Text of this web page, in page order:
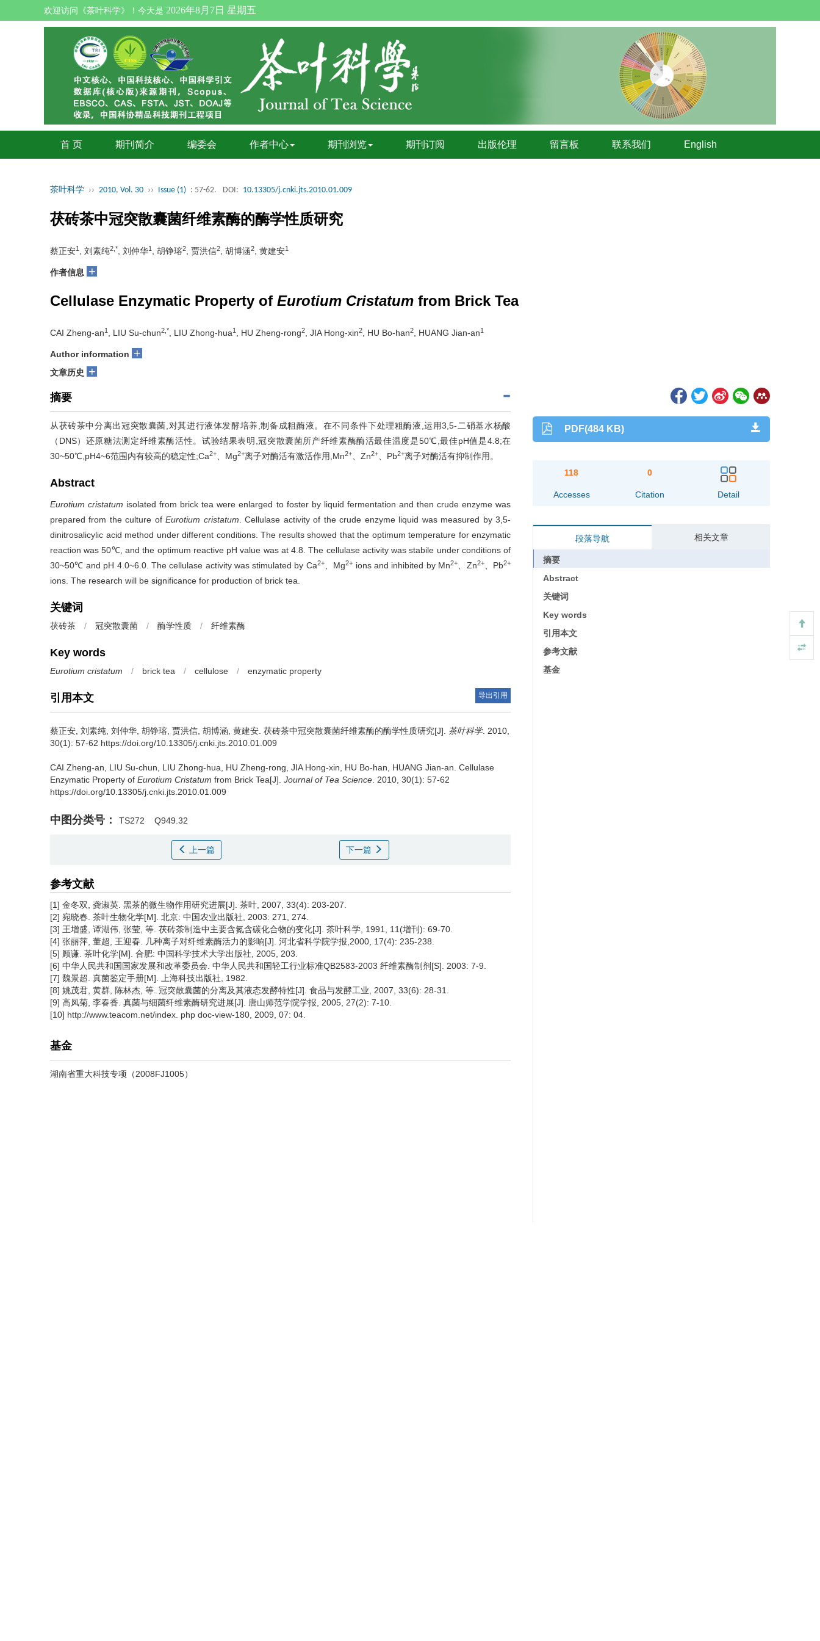
欢迎访问《茶叶科学》！今天是 2026年8月7日 星期五
首 页 期刊简介 编委会 作者中心 期刊浏览 期刊订阅 出版伦理 留言板 联系我们 English
茶叶科学 ›› 2010, Vol. 30 ›› Issue (1) : 57-62. DOI: 10.13305/j.cnki.jts.2010.01.009
茯砖茶中冠突散囊菌纤维素酶的酶学性质研究
蔡正安1 , 刘素纯2,* , 刘仲华1 , 胡铮瑢2 , 贾洪信2 , 胡博涵2 , 黄建安1
作者信息 +
Cellulase Enzymatic Property of Eurotium Cristatum from Brick Tea
CAI Zheng-an1 , LIU Su-chun2,* , LIU Zhong-hua1 , HU Zheng-rong2 , JIA Hong-xin2 , HU Bo-han2 , HUANG Jian-an1
Author information +
文章历史 +
摘要
从茯砖茶中分离出冠突散囊菌,对其进行液体发酵培养,制备成粗酶液。在不同条件下处理粗酶液,运用3,5-二硝基水杨酸
（DNS）还原糖法测定纤维素酶活性。试验结果表明,冠突散囊菌所产纤维素酶酶活最佳温度是50℃,最佳pH值是4.8;在
30~50℃,pH4~6范围内有较高的稳定性;Ca2+ 、Mg2+离子对酶活有激活作用,Mn2+ 、Zn2+ 、Pb2+离子对酶活有抑制作用。
Abstract
Eurotium cristatum isolated from brick tea were enlarged to foster by liquid fermentation and then crude enzyme was
prepared from the culture ofEurotium cristatum . Cellulase activity of the crude enzyme liquid was measured by 3,5-
dinitrosalicylic acid method under different conditions. The results showed that the optimum temperature for enzymatic
reaction was 50℃, and the optimum reactive pH value was at 4.8. The cellulase activity was stabile under conditions of
30~50℃ and pH 4.0~6.0. The cellulase activity was stimulated by Ca2+、Mg2+ ions and inhibited by Mn2+、Zn2+、Pb2+
ions. The research will be significance for production of brick tea.
关键词
茯砖茶 / 冠突散囊菌 / 酶学性质 / 纤维素酶
Key words
Eurotium cristatum / brick tea / cellulose / enzymatic property
引用本文 导出引用
蔡正安, 刘素纯, 刘仲华, 胡铮瑢, 贾洪信, 胡博涵, 黄建安. 茯砖茶中冠突散囊菌纤维素酶的酶学性质研究[J]. 茶叶科学. 2010,
30(1): 57-62 https://doi.org/10.13305/j.cnki.jts.2010.01.009
CAI Zheng-an, LIU Su-chun, LIU Zhong-hua, HU Zheng-rong, JIA Hong-xin, HU Bo-han, HUANG Jian-an. Cellulase
Enzymatic Property of Eurotium Cristatum from Brick Tea[J]. Journal of Tea Science . 2010, 30(1): 57-62
https://doi.org/10.13305/j.cnki.jts.2010.01.009
中图分类号： TS272 Q949.32
上一篇 下一篇
参考文献
[1] 金冬双, 龚淑英. 黑茶的微生物作用研究进展[J]. 茶叶, 2007, 33(4): 203-207.
[2] 宛晓春. 茶叶生物化学[M]. 北京: 中国农业出版社, 2003: 271, 274.
[3] 王增盛, 谭湖伟, 张莹, 等. 茯砖茶制造中主要含氮含碳化合物的变化[J]. 茶叶科学, 1991, 11(增刊): 69-70.
[4] 张丽萍, 董超, 王迎春. 几种离子对纤维素酶活力的影响[J]. 河北省科学院学报,2000, 17(4): 235-238.
[5] 顾谦. 茶叶化学[M]. 合肥: 中国科学技术大学出版社, 2005, 203.
[6] 中华人民共和国国家发展和改革委员会. 中华人民共和国轻工行业标准QB2583-2003 纤维素酶制剂[S]. 2003: 7-9.
[7] 魏景超. 真菌鉴定手册[M]. 上海科技出版社, 1982.
[8] 姚茂君, 黄群, 陈林杰, 等. 冠突散囊菌的分离及其液态发酵特性[J]. 食品与发酵工业, 2007, 33(6): 28-31.
[9] 高凤菊, 李春香. 真菌与细菌纤维素酶研究进展[J]. 唐山师范学院学报, 2005, 27(2): 7-10.
[10] http://www.teacom.net/index. php doc-view-180, 2009, 07: 04.
基金
湖南省重大科技专项（2008FJ1005）
PDF(484 KB)
118
Accesses
0
Citation Detail
段落导航 相关文章
摘要
Abstract
关键词
Key words
引用本文
参考文献
基金